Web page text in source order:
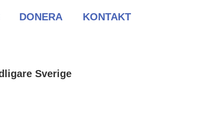
DONERA KONTAKT
Sverige